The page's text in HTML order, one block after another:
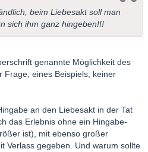
beim Liebesakt soll man
sich ihm ganz hingeben!!!
genannte Möglichkeit des
Frage, eines Beispiels, keiner
an den Liebesakt in der Tat
das Erlebnis ohne ein Hingabe-
ist), mit ebenso großer
Verlass gegeben. Und warum sollte